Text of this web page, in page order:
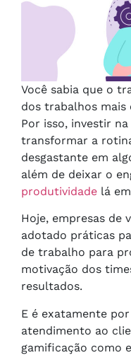
Você sabia que o
dos trabalhos mais
Por isso, investir
transformar a
desgastante em
além de deixar o
produtividade lá
Hoje, empresas de
adotado práticas
de trabalho para
motivação dos
resultados.
E é exatamente
atendimento ao
gamificação como